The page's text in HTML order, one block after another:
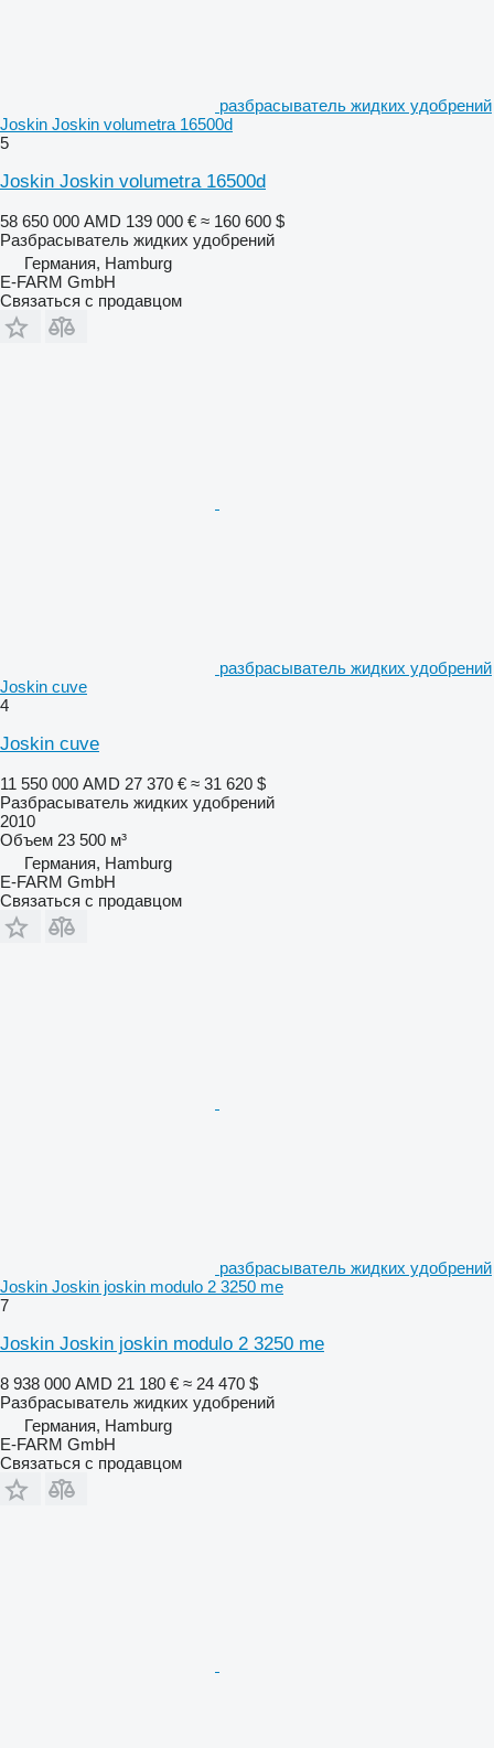
разбрасыватель жидких удобрений
Joskin Joskin volumetra 16500d
5
Joskin Joskin volumetra 16500d
58 650 000 AMD 139 000 € ≈ 160 600 $
Разбрасыватель жидких удобрений
Германия, Hamburg
E-FARM GmbH
Связаться с продавцом
разбрасыватель жидких удобрений
Joskin cuve
4
Joskin cuve
11 550 000 AMD 27 370 € ≈ 31 620 $
Разбрасыватель жидких удобрений
2010
Объем 23 500 м³
Германия, Hamburg
E-FARM GmbH
Связаться с продавцом
разбрасыватель жидких удобрений
Joskin Joskin joskin modulo 2 3250 me
7
Joskin Joskin joskin modulo 2 3250 me
8 938 000 AMD 21 180 € ≈ 24 470 $
Разбрасыватель жидких удобрений
Германия, Hamburg
E-FARM GmbH
Связаться с продавцом